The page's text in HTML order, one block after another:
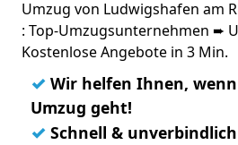
Umzug von Ludwigshafen am
: Top-Umzugsunternehmen ➨
Kostenlose Angebote in 3 Min.
✓ Wir helfen Ihnen,
Umzug geht!
✓ Schnell &